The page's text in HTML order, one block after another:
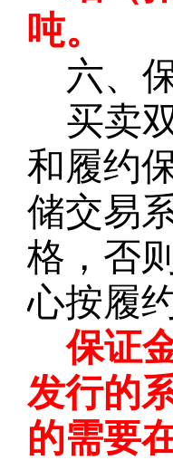
吨。
六、
买卖
和履约
储交易
格，否
心按履
保证
发行的
的需要